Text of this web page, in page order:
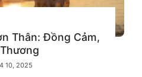
Thân: Đồng Cảm,
10, 2025